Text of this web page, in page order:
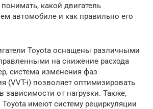
какой двигатель
автомобиле и как правильно его
Toyota оснащены различными
на снижение расхода
система изменения фаз
(VVT-i) позволяет оптимизировать
зависимости от нагрузки. Также,
Toyota имеют систему рециркуляции